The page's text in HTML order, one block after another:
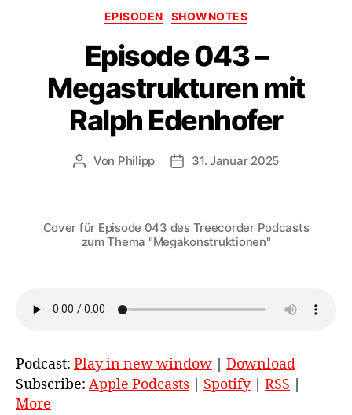
Kategorien
EPISODEN SHOWNOTES
Episode 043 –
Megastrukturen mit
Ralph Edenhofer
Beitragsautor
Von Philipp Veröffentlichungsdatum
31. Januar 2025
Cover für Episode 043 des Treecorder Podcasts
zum Thema "Megakonstruktionen"
Podcast: Play in new window
Download
Subscribe: Apple Podcasts Spotify| RSS
More